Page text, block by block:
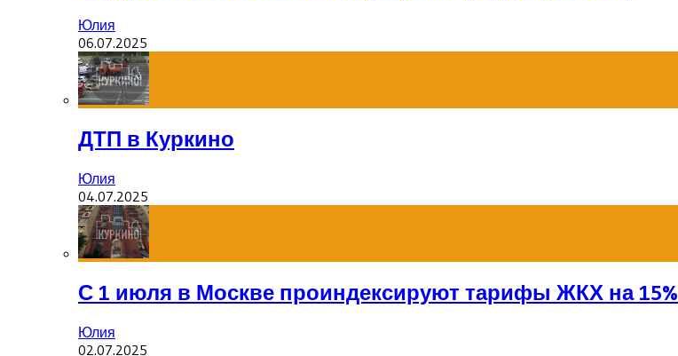
Юлия
06.07.2025
ДТП в Куркино
Юлия
04.07.2025
С 1 июля в Москве проиндексируют тарифы ЖКХ на 15%
Юлия
02.07.2025